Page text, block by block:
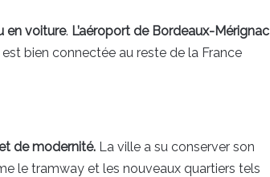
en voiture. L’aéroport de Bordeaux-Mérignac
est bien connectée au reste de la France
de modernité. La ville a su conserver son
le tramway et les nouveaux quartiers tels